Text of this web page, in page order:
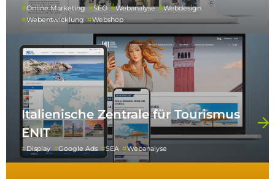
Online Marketing SEO Webanalyse
Webdesign
Webentwicklung
Webshop
Italienische Zentrale für Tourismus
ENIT
Display Google Ads SEA Webanalyse